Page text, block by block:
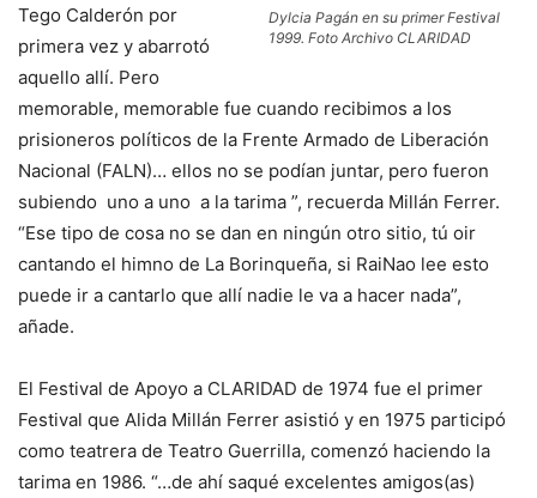
Dylcia Pagán en su primer Festival
1999. Foto Archivo CLARIDAD
Tego Calderón por
primera vez y abarrotó
aquello allí. Pero
memorable, memorable fue cuando recibimos a los
prisioneros políticos de la Frente Armado de Liberación
Nacional (FALN)… ellos no se podían juntar, pero fueron
subiendo uno a uno a la tarima ”, recuerda Millán Ferrer.
“Ese tipo de cosa no se dan en ningún otro sitio, tú oir
cantando el himno de La Borinqueña, si RaiNao lee esto
puede ir a cantarlo que allí nadie le va a hacer nada”,
añade.
El Festival de Apoyo a CLARIDAD de 1974 fue el primer
Festival que Alida Millán Ferrer asistió y en 1975 participó
como teatrera de Teatro Guerrilla, comenzó haciendo la
tarima en 1986. “…de ahí saqué excelentes amigos(as)